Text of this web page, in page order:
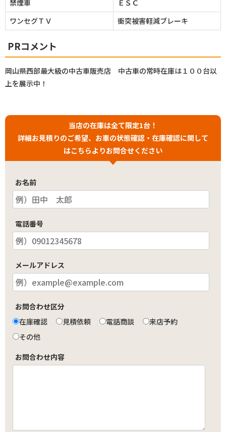
禁煙車
ＥＳＣ
ワンセグＴＶ
衝突被害軽減ブレーキ
PRコメント
岡山県西部最大級の中古車販売店 中古車の常時在庫は１００台以
上を展示中！
当店の在庫は全て限定1台！
詳細お見積りのご希望、お車の状態確認・在庫確認に関して
はこちらよりお問合せください
お名前
電話番号
メールアドレス
お問合わせ区分
在庫確認
見積依頼 電話商談
来店予約
その他
お問合わせ内容